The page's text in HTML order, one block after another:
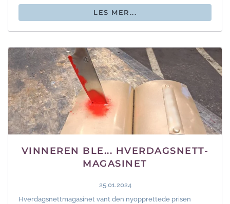
LES MER...
VINNEREN BLE... HVERDAGSNETT-
MAGASINET
25.01.2024
Hverdagsnettmagasinet vant den nyopprettede prisen